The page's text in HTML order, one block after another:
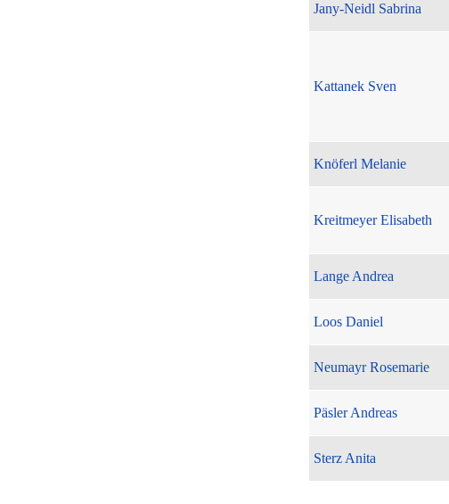
Jany-Neidl Sabrina
Kattanek Sven
Knöferl Melanie
Kreitmeyer Elisabeth
Lange Andrea
Loos Daniel
Neumayr Rosemarie
Päsler Andreas
Sterz Anita